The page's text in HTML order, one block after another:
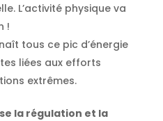
L’activité physique va
!
tous ce pic d’énergie
liées aux efforts
extrêmes.
la régulation et la